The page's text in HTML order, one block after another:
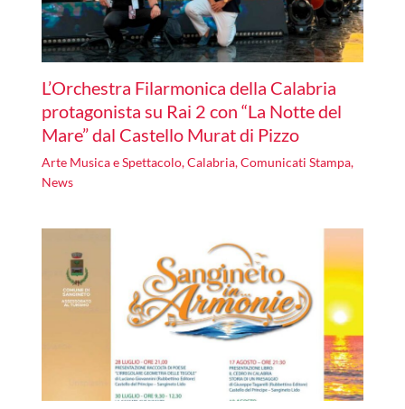
L’Orchestra Filarmonica della Calabria
protagonista su Rai 2 con “La Notte del
Mare” dal Castello Murat di Pizzo
Arte Musica e Spettacolo,Calabria,Comunicati Stampa,
News